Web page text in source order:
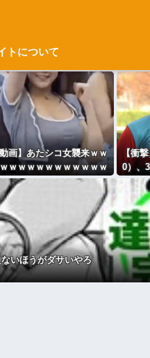
トについて
動画】あたシコ女襲来ｗｗ
ｗｗｗｗｗｗｗｗｗｗｗ
ｗｗ
【衝
0）、
騎
向
いほうがダサいやろ